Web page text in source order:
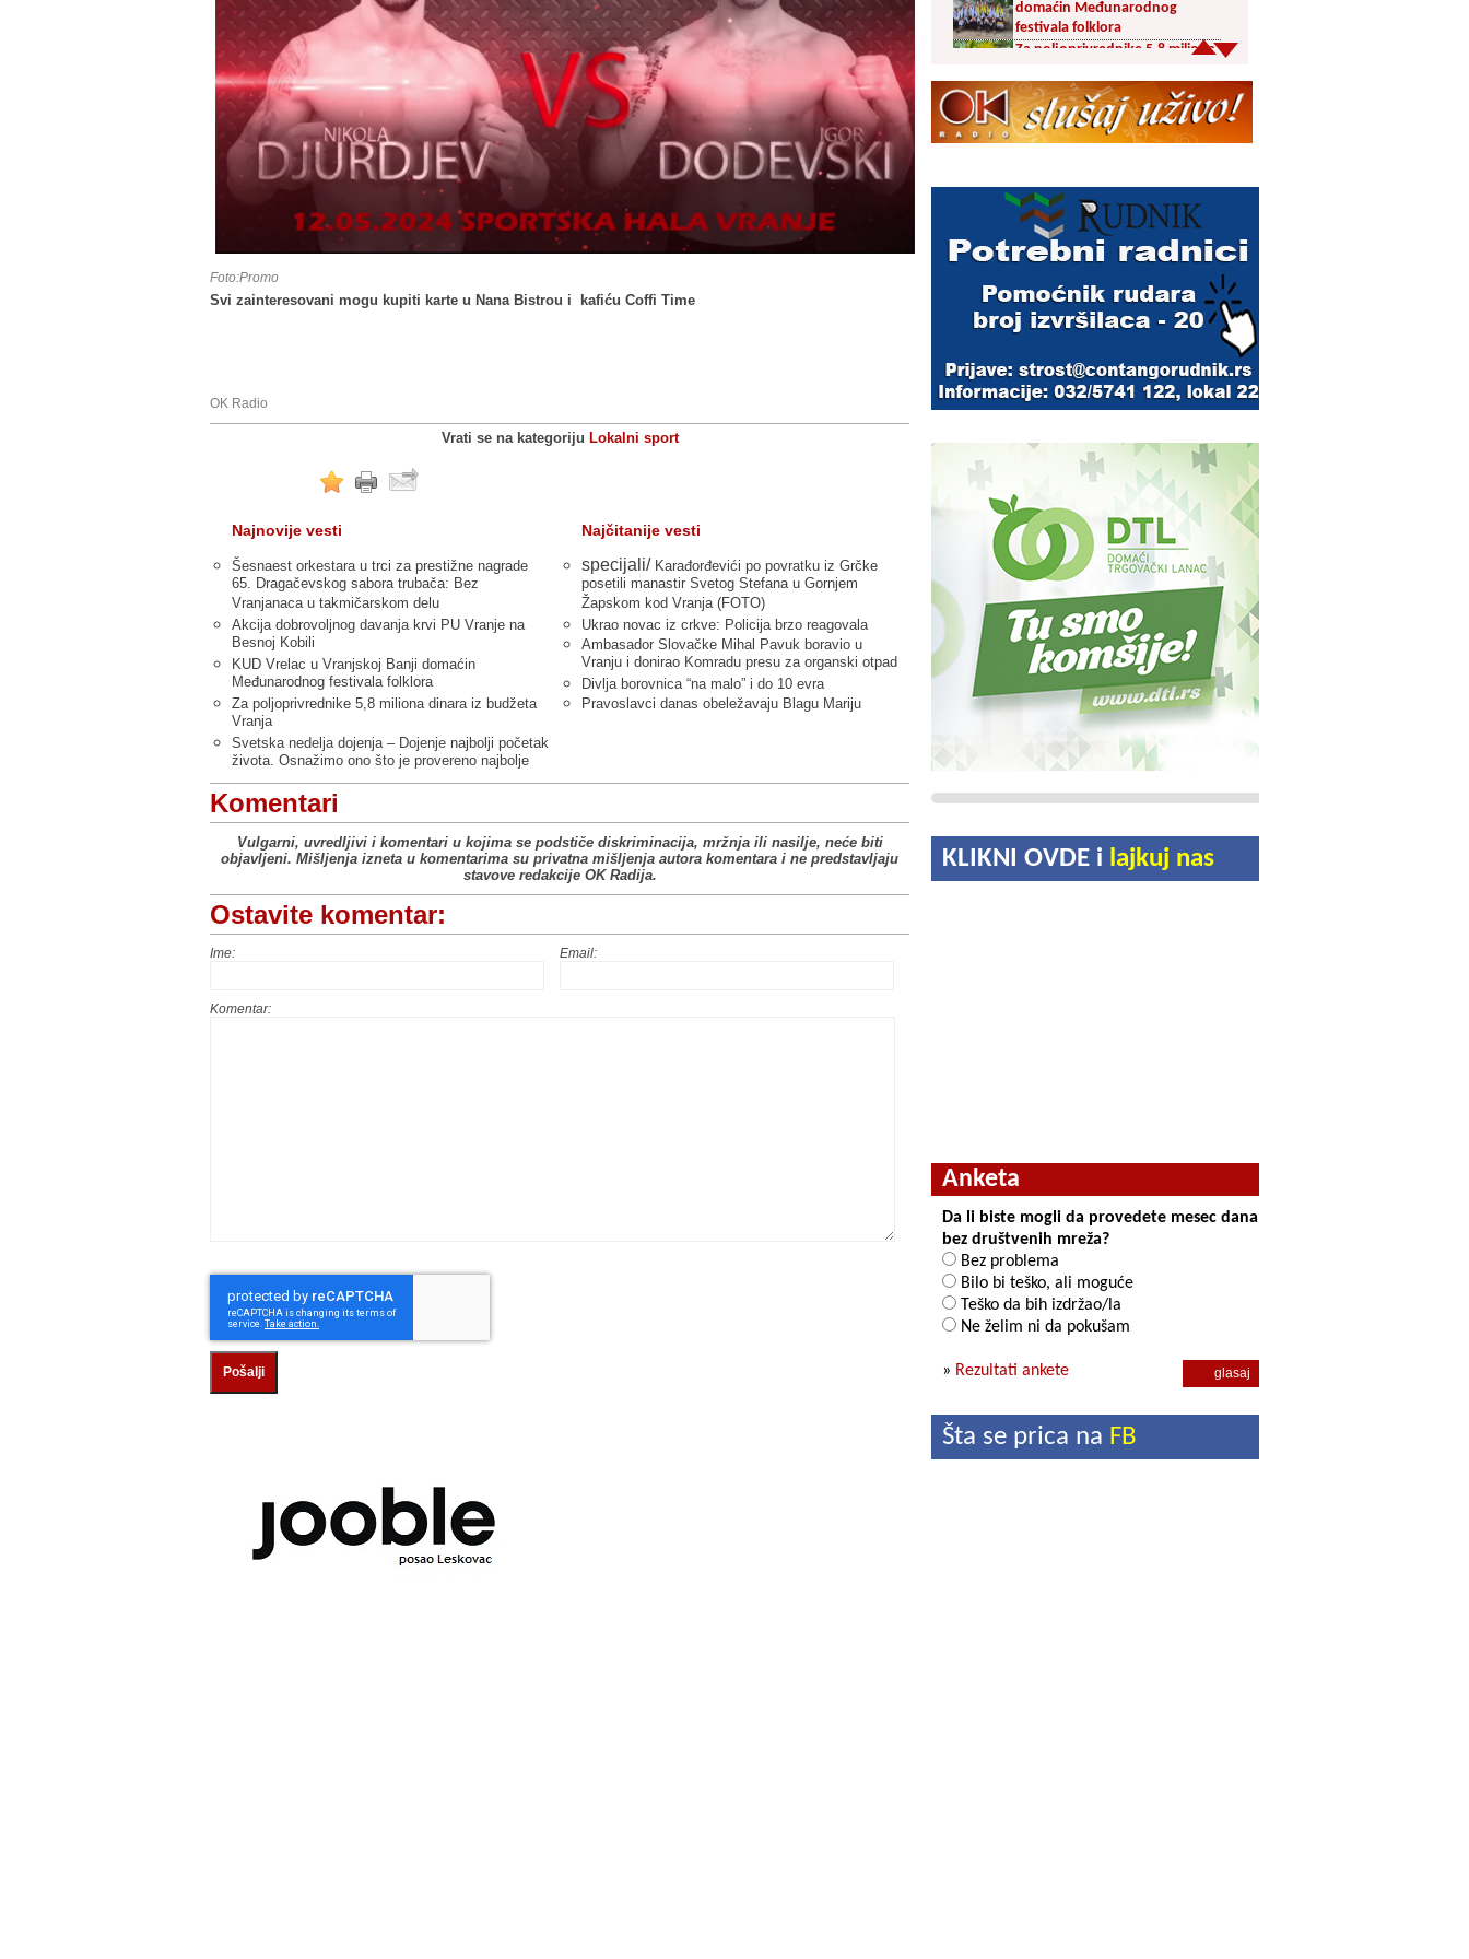
Foto:Promo
Svi zainteresovani mogu kupiti karte u Nana Bistrou i kafiću Coffi Time
OK Radio
Vrati se na kategoriju Lokalni sport
Najnovije vesti
Šesnaest orkestara u trci za prestižne nagrade
65. Dragačevskog sabora trubača: Bez
Vranjanaca u takmičarskom delu
Akcija dobrovoljnog davanja krvi PU Vranje na
Besnoj Kobili
KUD Vrelac u Vranjskoj Banji domaćin
Međunarodnog festivala folklora
Za poljoprivrednike 5,8 miliona dinara iz budžeta
Vranja
Svetska nedelja dojenja – Dojenje najbolji početak
života. Osnažimo ono što je provereno najbolje
Najčitanije vesti
specijali/ Karađorđevići po povratku iz Grčke
posetili manastir Svetog Stefana u Gornjem
Žapskom kod Vranja (FOTO)
Ukrao novac iz crkve: Policija brzo reagovala
Ambasador Slovačke Mihal Pavuk boravio u
Vranju i donirao Komradu presu za organski otpad
Divlja borovnica “na malo” i do 10 evra
Pravoslavci danas obeležavaju Blagu Mariju
Komentari
Vulgarni, uvredljivi i komentari u kojima se podstiče diskriminacija, mržnja ili nasilje, neće biti
objavljeni. Mišljenja izneta u komentarima su privatna mišljenja autora komentara i ne predstavljaju
stavove redakcije OK Radija.
Ostavite komentar:
Ime: Email:
Komentar:
Pošalji
domaćin Međunarodnog
festivala folklora
Za poljoprivrednike 5,8 miliona
Svetska nedelja dojenja –
Dojenje najbolji početak
Akcija dobrovoljnog davanja
krvi u četvrtak u Vranju
Ukrao novac iz crkve: Policija
Karađorđevići po povratku iz
Grčke posetili manastir Svetog
kod Vranja (FOTO)
Divlja borovnica “na malo” i do
10 evra
Pravoslavci danas obeležavaju
Blagu Mariju
KLIKNI OVDE i lajkuj nas
Anketa
Da li biste mogli da provedete mesec dana
bez društvenih mreža?
Bez problema
Bilo bi teško, ali moguće
Teško da bih izdržao/la
Ne želim ni da pokušam
» Rezultati ankete
Šta se prica na FB